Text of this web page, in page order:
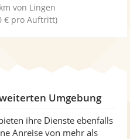
von Lingen
€ pro Auftritt)
Umgebung
ihre Dienste ebenfalls
Anreise von mehr als